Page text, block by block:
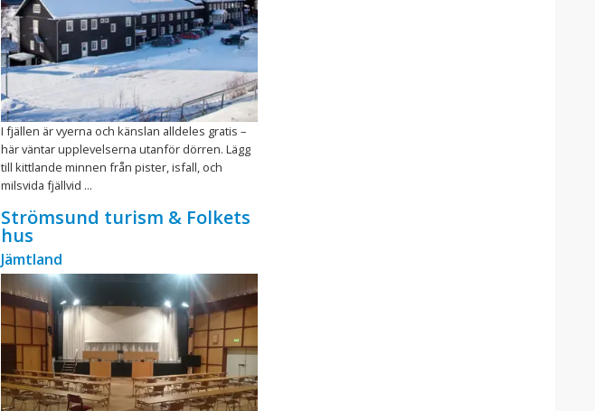
I fjällen är vyerna och känslan alldeles gratis –
här väntar upplevelserna utanför dörren. Lägg
till kittlande minnen från pister, isfall, och
milsvida fjällvid ...
Strömsund turism & Folkets
hus
Jämtland